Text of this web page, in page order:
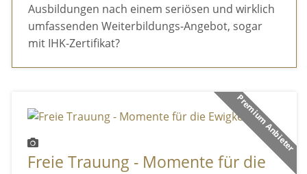
Ausbildungen nach einem seriösen und wirklich
umfassenden Weiterbildungs-Angebot, sogar
mit IHK-Zertifikat?
Premium Anbieter
Freie Trauung - Momente für die